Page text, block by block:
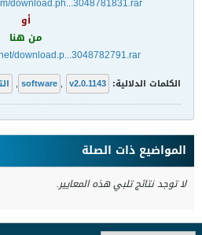
أو
من هنا
download.p...3048782791.rar
الكلمات الدلالية: software , v2.0.1143
,
المواضيع ذات الصلة
لا توجد نتائج تلبي هذه المعايير.